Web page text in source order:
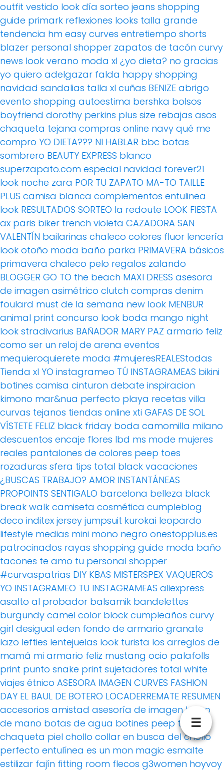
outfit vestido look día sorteo jeans shopping
guide primark reflexiones looks talla grande
tendencia hm easy curves entretiempo shorts
blazer personal shopper zapatos de tacón curvy
news look verano moda xl ¿yo dieta? no gracias
yo quiero adelgazar falda happy shopping
navidad sandalias talla xl cuñas BENIZE abrigo
evento shopping autoestima bershka bolsos
boyfriend dorothy perkins plus size rebajas asos
chaqueta tejana compras online navy qué me
compro YO DIETA??? NI HABLAR bbc botas
sombrero BEAUTY EXPRESS blanco
superzapato.com especial navidad forever21
look noche zara POR TU ZAPATO MA-TO TAILLE
PLUS camisa blanca complementos entulinea
look RESULTADOS SORTEO la redoute LOOK FIESTA
ax paris biker trench violeta CAZADORA SAN
VALENTÍN bailarinas chaleco colores fluor lencería
look otoño moda baño parka PRIMAVERA básicos
primavera chaleco pelo regalos zalando
BLOGGER GO TO the beach MAXI DRESS asesora
de imagen asimétrico clutch compras denim
foulard must de la semana new look MENBUR
animal print concurso look boda mango night
look stradivarius BAÑADOR MARY PAZ armario feliz
como ser un reloj de arena eventos
mequieroquierete moda #mujeresREALEStodas
Tienda xl YO instagrameo TÚ INSTAGRAMEAS bikini
botines camisa cinturon debate inspiracion
kimono mar&nua perfecto playa recetas villa
curvas tejanos tiendas online xti GAFAS DE SOL
VÍSTETE FELIZ black friday boda camomilla milano
descuentos encaje flores lbd ms mode mujeres
reales pantalones de colores peep toes
rozaduras sfera tips total black vacaciones
¿BUSCAS TRABAJO? AMOR INSTANTÁNEAS
PROPOINTS SENTIGALO barcelona belleza black
break walk camiseta cosmética cumpleblog
deco inditex jersey jumpsuit kurokai leopardo
lifestyle medias mini mono negro onestopplus.es
patrocinados rayas shopping guide moda baño
tacones te amo tu personal shopper
#curvaspatrias DIY KBAS MISTERSPEX VAQUEROS
YO INSTAGRAMEO TU INSTAGRAMEAS aliexpress
asalto al probador balsamik bandelettes
burgundy camel color block cumpleaños curvy
girl desigual eden fondo de armario granate
lazo lefties lentejuelas look turista los arreglos de
mamá mi armario feliz mustang ocio palafolls
print punto snake print sujetadores total white
viajes étnico ASESORA IMAGEN CURVES FASHION
DAY EL BAUL DE BOTERO LOCADERREMATE RESUMEN
accesorios amistad asesoría de imagen bolso
de mano botas de agua botines peep toe
chaqueta piel chollo collar en busca del chollo
perfecto entulínea es un mon magic esmalte
estilizar fajín fitting room flecos g3women hoyvoy
☰